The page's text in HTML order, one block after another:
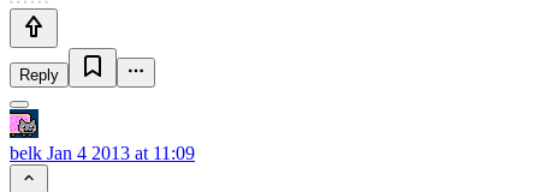
Reply
belk Jan 4 2013 at 11:09